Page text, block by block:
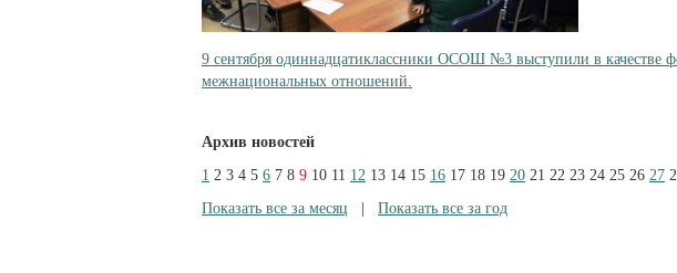
9 сентября одиннадцатиклассники ОСОШ №3 выступили в качестве
межнациональных отношений.
Архив новостей
1 2 3 4 5 6 7 8 9 10 11 12 13 14 15 16 17 18 19 20 21 22 23 24 25 26 27
Показать все за месяц
Показать все за год